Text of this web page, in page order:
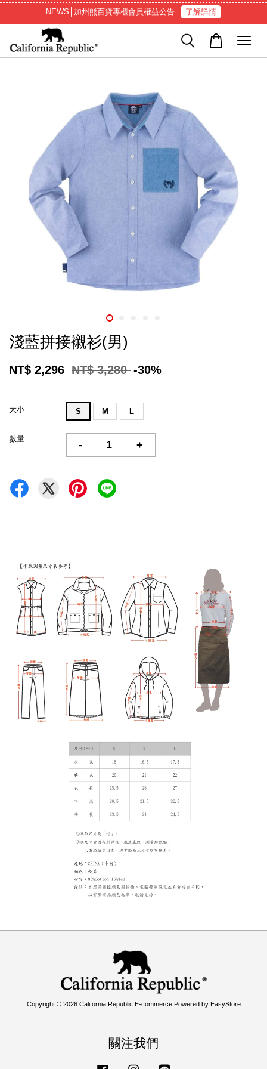
NEWS│加州熊百貨專櫃會員權益公告 了解詳情
淺藍拼接襯衫(男)
NT$ 2,296 NT$ 3,280 -30%
大小 S M L
數量
- +
Copyright © 2026 California Republic E-commerce Powered by EasyStore
關注我們
Facebook Instagram